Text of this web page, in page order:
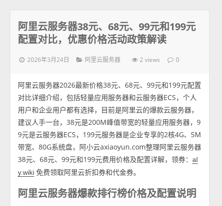
阿里云服务器38元、68元、99元和199元
配置对比，优惠价格活动政策解读
2026年3月24日 阿里云服务器 2 views 0
阿里云服务器2026最新价格38元、68元、99元和199元配置
对比详细介绍，包括轻量应用服务器和云服务器ECS，个人
用户和企业用户都有选择，目前是阿里云的爆款云服务器，
建议人手一台，38元是200M峰值带宽的轻量应用服务器，9
9元是云服务器ECS，199元服务器是企业专享的2核4G、5M
带宽、80G系统盘，阿小云axiaoyun.com整理阿里云服务器
38元、68元、99元和199元费用价格及配置详解，领券：al
y.wiki 免费领取阿里云折扣券和代金券。
阿里云服务器爆款排行榜价格及配置说明